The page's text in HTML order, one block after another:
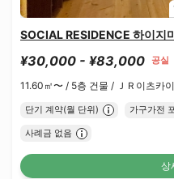
SOCIAL RESIDENCE 하이지
¥30,000 - ¥83,000 공실
11.60㎡〜 / 5층 건물 / ＪＲ이츠카
단기 계약(월 단위) 가구가전
사례금 없음
상